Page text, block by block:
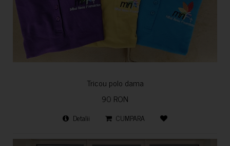
Tricou polo dama
90 RON
Detalii CUMPARA